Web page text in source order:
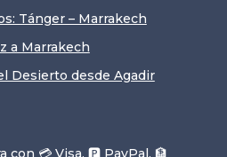
Tánger – Marrakech
a Marrakech
Desierto desde Agadir
con 💳 Visa, 🅿️ PayPal, 🏦